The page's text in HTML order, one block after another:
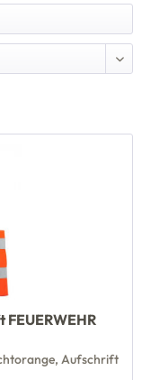
Aufschrift